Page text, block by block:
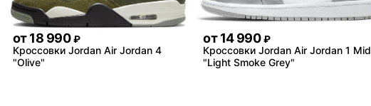
от18 990 ₽
Кроссовки Jordan Air Jordan 4
"Olive"
от 14 990 ₽
Кроссовки Jordan Air Jordan 1 Mid
"Light Smoke Grey"